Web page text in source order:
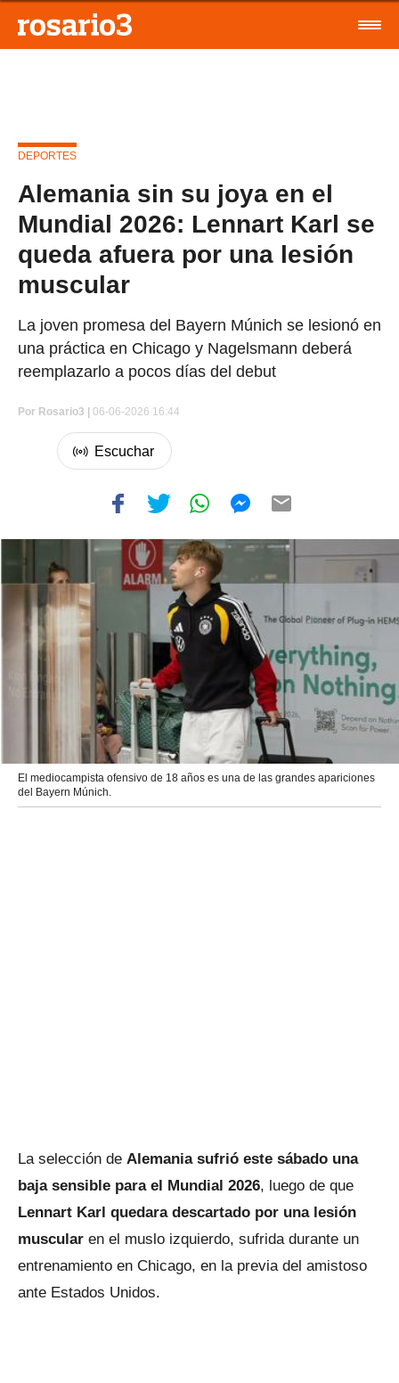
DEPORTES
Alemania sin su joya en el
Mundial 2026: Lennart Karl se
queda afuera por una lesión
muscular
La joven promesa del Bayern Múnich se lesionó en
una práctica en Chicago y Nagelsmann deberá
reemplazarlo a pocos días del debut
Por Rosario3 | 06-06-2026 16:44
El mediocampista ofensivo de 18 años es una de las grandes apariciones
del Bayern Múnich.
La selección de Alemania sufrió este sábado una
baja sensible para el Mundial 2026, luego de que
Lennart Karl quedara descartado por una lesión
muscular en el muslo izquierdo, sufrida durante un
entrenamiento en Chicago, en la previa del amistoso
ante Estados Unidos.